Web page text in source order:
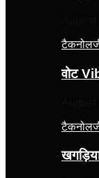
वोट